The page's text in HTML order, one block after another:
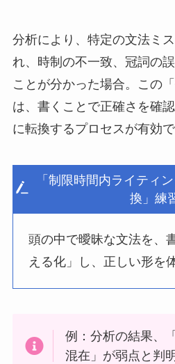
分析により、特定の文法ミ
れ、時制の不一致、冠詞の
ことが分かった場合。この
は、書くことで正確さを確
に転換するプロセスが有効で
「制限時間内ライティ
換」練
頭の中で曖昧な文法を、
える化」し、正しい形を
例：分析の結果、
混在」が弱点と判